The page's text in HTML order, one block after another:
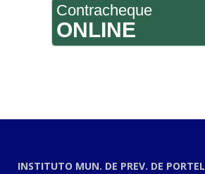
Contracheque
ONLINE
INSTITUTO MUN. DE PREV. DE PORTEL